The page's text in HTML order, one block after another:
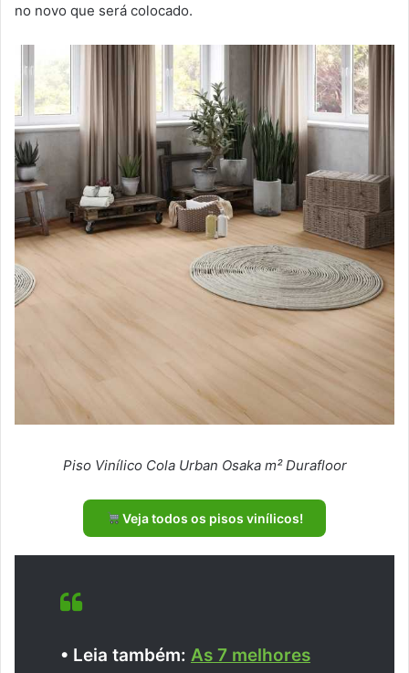
no novo que será colocado.
Piso Vinílico Cola Urban Osaka m² Durafloor
Veja todos os pisos vinílicos!
• Leia também: As 7 melhores